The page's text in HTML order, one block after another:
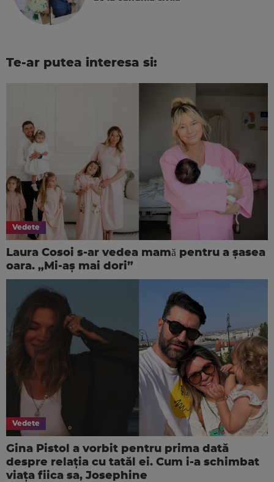
Te-ar putea interesa si:
Vedete
Laura Cosoi s-ar vedea mamǎ pentru a şasea
oara. „Mi-aș mai dori”
Vedete
Gina Pistol a vorbit pentru prima dată
despre relația cu tatăl ei. Cum i-a schimbat
viața fiica sa, Josephine